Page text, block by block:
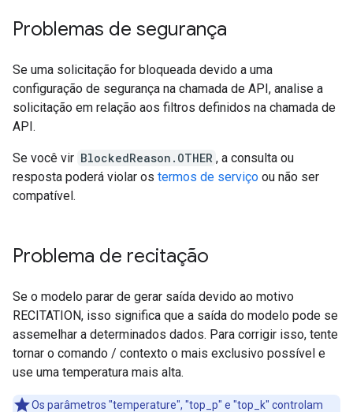
Problemas de segurança
Se uma solicitação for bloqueada devido a uma
configuração de segurança na chamada de API, analise a
solicitação em relação aos filtros definidos na chamada de
API.
Se você vir BlockedReason.OTHER , a consulta ou
resposta poderá violar os termos de serviço ou não ser
compatível.
Problema de recitação
Se o modelo parar de gerar saída devido ao motivo
RECITATION, isso significa que a saída do modelo pode se
assemelhar a determinados dados. Para corrigir isso, tente
tornar o comando / contexto o mais exclusivo possível e
use uma temperatura mais alta.
Os parâmetros "temperature", "top_p" e "top_k" controlam